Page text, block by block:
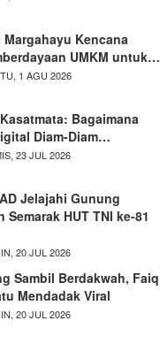
Margahayu Kencana
UMKM untuk…
1 AGU 2026
Bagaimana
Diam-Diam…
23 JUL 2026
Jelajahi Gunung
Semarak HUT TNI ke-81
20 JUL 2026
Sambil Berdakwah, Faiq
Mendadak Viral
20 JUL 2026